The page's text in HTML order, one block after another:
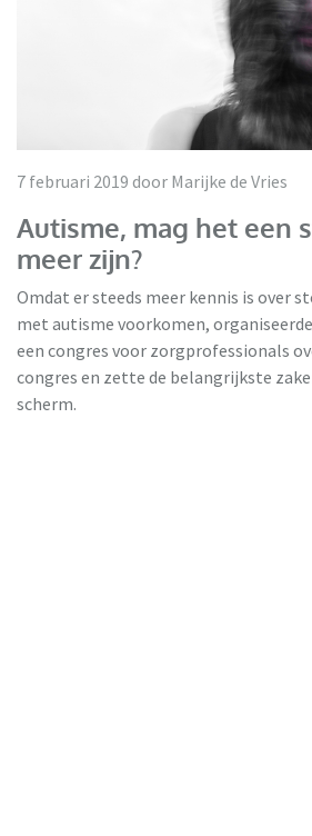
7 februari 2019 door Marijke de Vries
Autisme, mag het een
meer zijn?
Omdat er steeds meer kennis is over
met autisme voorkomen, organiseerde
een congres voor zorgprofessionals
congres en zette de belangrijkste
scherm.